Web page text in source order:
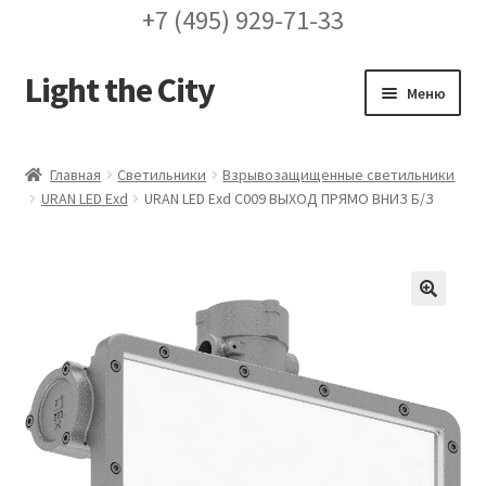
+7 (495) 929-71-33
Перейти
к
Перейти
к
Light the City Меню
FAQ про кронштейны
Доставка и оплата
Заказ проекта освещения
Главная Светильники
Взрывозащищенные светильники
URAN LED Exd
URAN LED Exd С009 ВЫХОД ПРЯМО ВНИЗ Б/З